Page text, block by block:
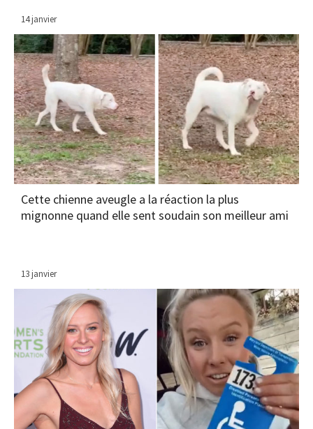
14 janvier
Cette chienne aveugle a la réaction la plus
mignonne quand elle sent soudain son meilleur ami
13 janvier